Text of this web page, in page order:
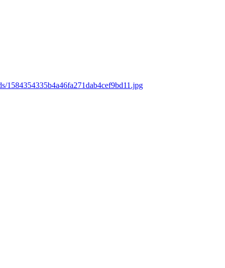
1584354335b4a46fa271dab4cef9bd11.jpg